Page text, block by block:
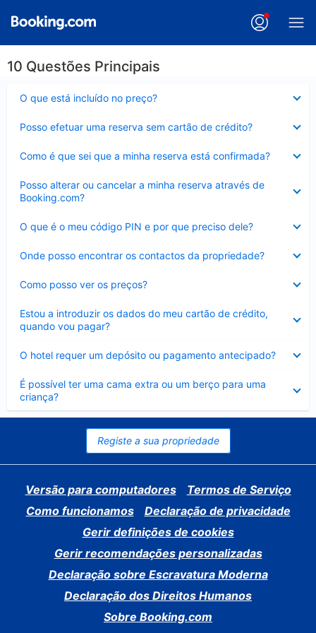
10 Questões Principais
O que está incluído no preço?
fechado
Posso efetuar uma reserva sem cartão de crédito?
fechado
Como é que sei que a minha reserva está confirmada?
fechado
Posso alterar ou cancelar a minha reserva através de
Booking.com?
fechado
O que é o meu código PIN e por que preciso dele?
fechado
Onde posso encontrar os contactos da propriedade?
fechado
Como posso ver os preços?
fechado
Estou a introduzir os dados do meu cartão de crédito,
quando vou pagar?
fechado
O hotel requer um depósito ou pagamento antecipado?
fechado
É possível ter uma cama extra ou um berço para uma
criança?
Elemento
fechado
Registe a sua propriedade
Versão para computadores
Termos de Serviço
Como funcionamos
Declaração de privacidade
Gerir definições de cookies
Gerir recomendações personalizadas
Declaração sobre Escravatura Moderna
Declaração dos Direitos Humanos
Sobre Booking.com